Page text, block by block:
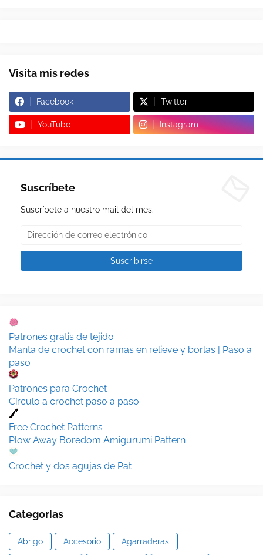
Visita mis redes
Facebook Twitter
YouTube Instagram
Suscríbete
Suscríbete a nuestro mail del mes.
Patrones gratis de tejido
Manta de crochet con ramas en relieve y borlas | Paso a
paso
Patrones para Crochet
Círculo a crochet paso a paso
Free Crochet Patterns
Plow Away Boredom Amigurumi Pattern
Crochet y dos agujas de Pat
Categorias
Abrigo Accesorio Agarraderas